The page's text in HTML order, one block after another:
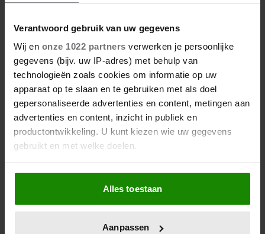
Verantwoord gebruik van uw gegevens
Wij en onze 1022 partners verwerken je persoonlijke
gegevens (bijv. uw IP-adres) met behulp van
technologieën zoals cookies om informatie op uw
apparaat op te slaan en te gebruiken met als doel
gepersonaliseerde advertenties en content, metingen aan
advertenties en content, inzicht in publiek en
productontwikkeling. U kunt kiezen wie uw gegevens
gebruikt en met welke doelen.
Als u het toestaat, willen we ook graag:
Informatie verzamelen over uw geografische
locatie, die tot een paar meter nauwkeurig kan zijn
Alles toestaan
Aanpassen